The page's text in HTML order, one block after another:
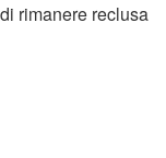
rimanere reclusa